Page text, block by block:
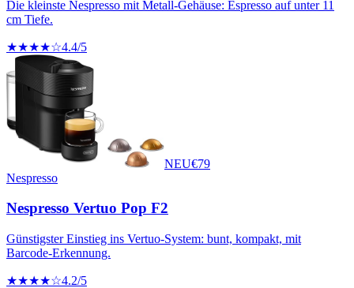
Die kleinste Nespresso mit Metall-Gehäuse: Espresso auf unter 11
cm Tiefe.
★★★★☆4.4/5
NEU€79
Nespresso
Nespresso Vertuo Pop F2
Günstigster Einstieg ins Vertuo-System: bunt, kompakt, mit
Barcode-Erkennung.
★★★★☆4.2/5